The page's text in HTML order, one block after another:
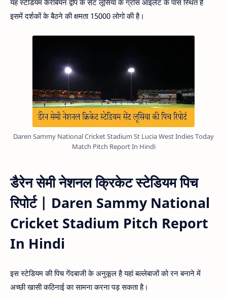
इसमें दर्शकों के बैठने की क्षमता 15000 लोगो की है।
Daren Sammy National Cricket Stadium St Lucia West Indies Today
Match Pitch Report In Hindi
डैरेन सेमी नेशनल क्रिकेट स्टेडियम पिच
रिपोर्ट | Daren Sammy National
Cricket Stadium Pitch Report
In Hindi
इस स्टेडियम की पिच गेंदबाजी के अनुकूल है यहां बल्लेबाजों को रन बनाने में
अच्छी खासी कठिनाई का सामना करना पड़ सकता है।